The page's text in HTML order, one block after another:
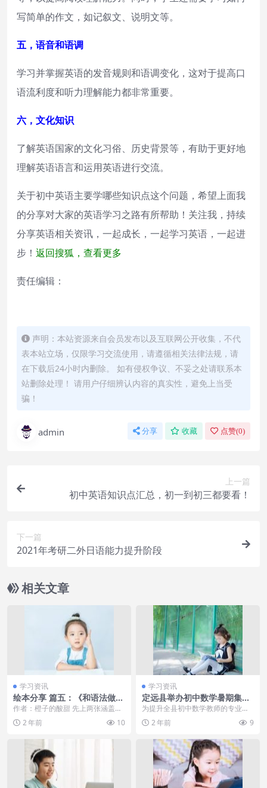
写简单的作文，如记叙文、说明文等。
五，语音和语调
学习并掌握英语的发音规则和语调变化，这对于提高口
语流利度和听力理解能力都非常重要。
六，文化知识
了解英语国家的文化习俗、历史背景等，有助于更好地
理解英语语言和运用英语进行交流。
关于初中英语主要学哪些知识点这个问题，希望上面我
的分享对大家的英语学习之路有所帮助！关注我，持续
分享英语相关资讯，一起成长，一起学习英语，一起进
步！ 返回搜狐，查看更多
责任编辑：
声明：本站资源来自会员发布以及互联网公开收集，不代
表本站立场，仅限学习交流使用，请遵循相关法律法规，请
在下载后24小时内删除。 如有侵权争议、不妥之处请联系本
站删除处理！ 请用户仔细辨认内容的真实性，避免上当受
骗！
admin 分享 收藏 点赞(0)
上一篇
初中英语知识点汇总，初一到初三都要看！
下一篇
2021年考研二外日语能力提升阶段
相关文章
学习资讯
绘本分享 篇五：《和语法做朋
友》，给语法做减法，让孩子
轻轻送松掌握154个语法要点
广东一狗狗下楼摔掉牙齿，主
作者：橙子的酸甜 先上两张涵盖小
学至初中的英语语法知识导图（含
词性思维导图和句法...
2 年前 10
学习资讯
定远县举办初中数学暑期集中
培训活动
为提升全县初中数学教师的专业素
养。7月15日，定远县2024年初中
数学教师集中培...
2 年前 9